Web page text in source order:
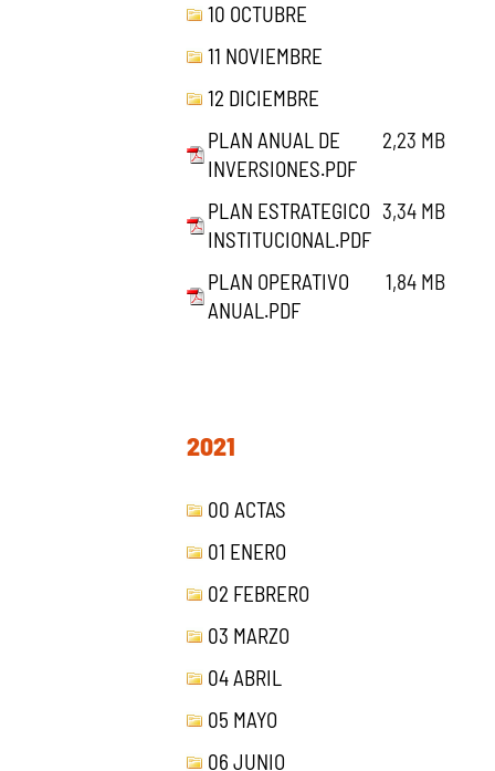
10 OCTUBRE
11 NOVIEMBRE
12 DICIEMBRE
PLAN ANUAL DE
INVERSIONES.PDF
2,23 MB
PLAN ESTRATEGICO
INSTITUCIONAL.PDF
3,34 MB
PLAN OPERATIVO
ANUAL.PDF
1,84 MB
2021
00 ACTAS
01 ENERO
02 FEBRERO
03 MARZO
04 ABRIL
05 MAYO
06 JUNIO